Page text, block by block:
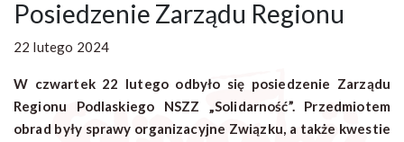
Posiedzenie Zarządu Regionu
22 lutego 2024
W czwartek 22 lutego odbyło się posiedzenie Zarządu
Regionu Podlaskiego NSZZ „Solidarność”. Przedmiotem
obrad były sprawy organizacyjne Związku, a także kwestie